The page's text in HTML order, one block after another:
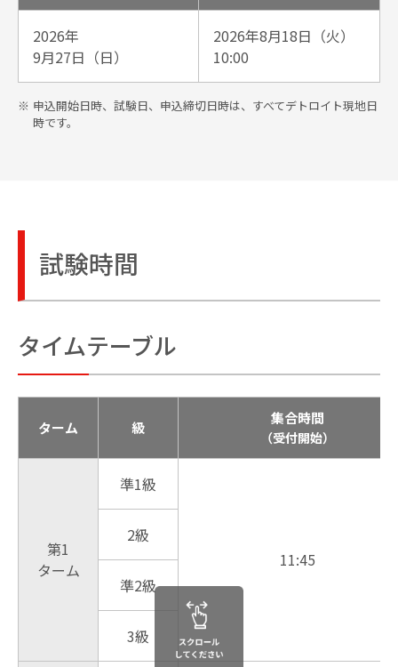
2026年
9月27日（日）
2026年8月18日（火）
10:00
申込開始日時、試験日、申込締切日時は、すべてデトロイト現地日
時です。
試験時間
タイムテーブル
ターム 級
集合時間
（受付開始）
第1
ターム
準1級
11:45
2級
準2級
3級